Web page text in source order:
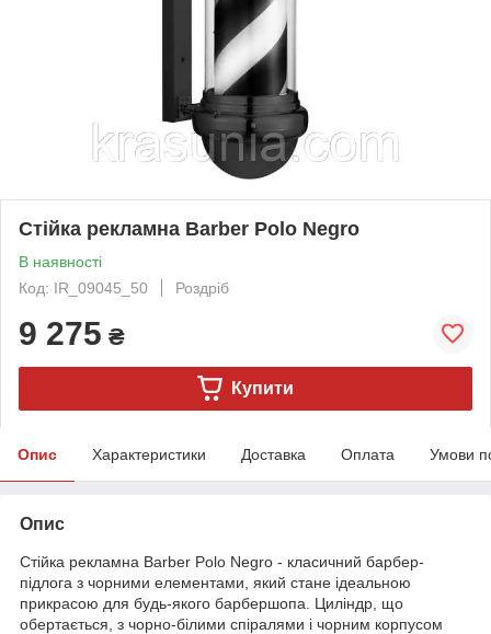
Стійка рекламна Barber Polo Negro
В наявності
Код: IR_09045_50
Роздріб
9 275 ₴
Купити
Опис Характеристики Доставка Оплата Умови
Опис
Стійка рекламна Barber Polo Negro - класичний барбер-
підлога з чорними елементами, який стане ідеальною
прикрасою для будь-якого барбершопа. Циліндр, що
обертається, з чорно-білими спіралями і чорним корпусом